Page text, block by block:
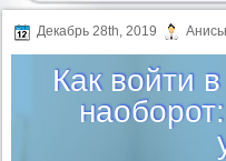
УТИЛИТЫ
Декабрь 28th, 2019
Как войти